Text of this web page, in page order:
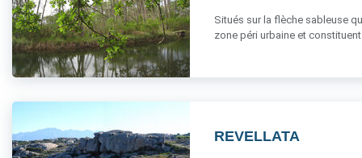
Situés sur la flèche sableuse
zone péri urbaine et constituent
REVELLATA